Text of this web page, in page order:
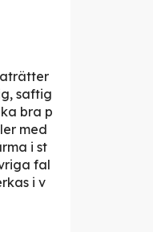
saftig
bra p
med
i st
fal
i v